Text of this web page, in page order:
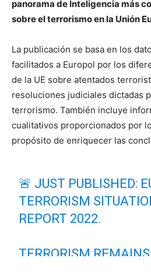
panorama de Inteligencia más
sobre el terrorismo en la Unión
La publicación se basa en los
facilitados a Europol por los
de la UE sobre atentados
resoluciones judiciales dictadas
terrorismo. También incluye
cualitativos proporcionados por
propósito de enriquecer las
🚨 JUST PUBLISHED:
TERRORISM
REPORT 2022.
TERRORISM